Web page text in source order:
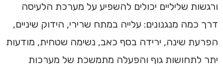
ורגשות שליליים יכולים להשפיע על מערכת הלעיסה
דרך כמה מנגנונים: עלייה במתח שרירי, הידוק שיניים,
הפרעת שינה, ירידה בסף כאב, נשימה שטחית, מודעות
יתר לתחושות גוף והפעלה מתמשכת של מערכות